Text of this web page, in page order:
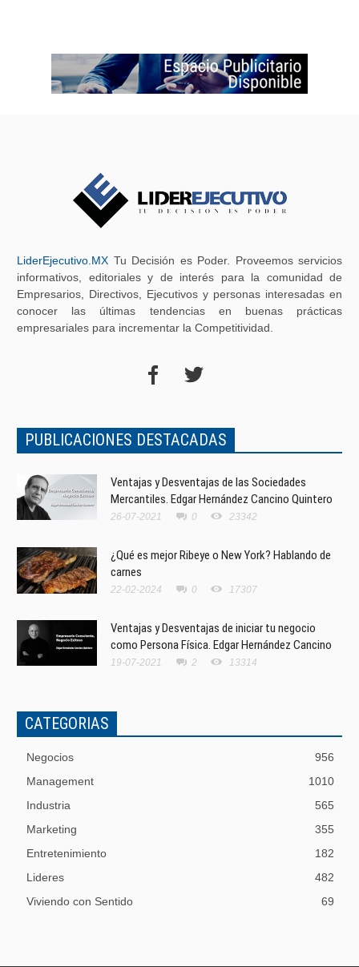
LiderEjecutivo.MX Tu Decisión es Poder. Proveemos servicios
informativos, editoriales y de interés para la comunidad de
Empresarios, Directivos, Ejecutivos y personas interesadas en
conocer las últimas tendencias en buenas prácticas
empresariales para incrementar la Competitividad.
PUBLICACIONES DESTACADAS
Ventajas y Desventajas de las Sociedades
Mercantiles. Edgar Hernández Cancino Quintero
26-07-2021 0 23342
¿Qué es mejor Ribeye o New York? Hablando de
carnes
22-02-2024 0 17307
Ventajas y Desventajas de iniciar tu negocio
como Persona Física. Edgar Hernández Cancino
19-07-2021 2 13314
CATEGORIAS
Negocios
956
Management
1010
Industria
565
Marketing
355
Entretenimiento
182
Lideres
482
Viviendo con Sentido
69